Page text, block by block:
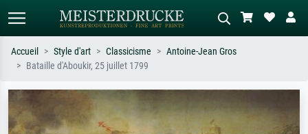
Recherchez par artiste, titre ou style –
ex. Monet, Nuit étoilée,
impressionnisme, vague de Hokusai,
abstrait avec beaucoup de rouge,
tableau sombre, nu debout près d'un
Accueil Style d'art Classicisme
Antoine-Jean Gros
Bataille d'Aboukir, 25 juillet 1799